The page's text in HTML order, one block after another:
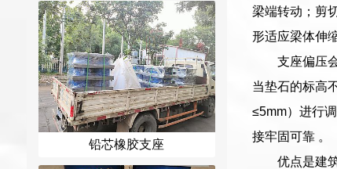
铅芯橡胶支座
梁端转动；剪
形适应梁体伸
支座偏压
当垫石的标高
≤5mm）进行
接牢固可靠 。
优点是建